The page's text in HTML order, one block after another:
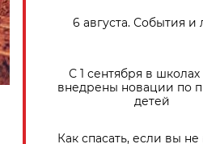
6 августа. События и
С 1 сентября в школах
внедрены новации по
детей
Как спасать, если вы